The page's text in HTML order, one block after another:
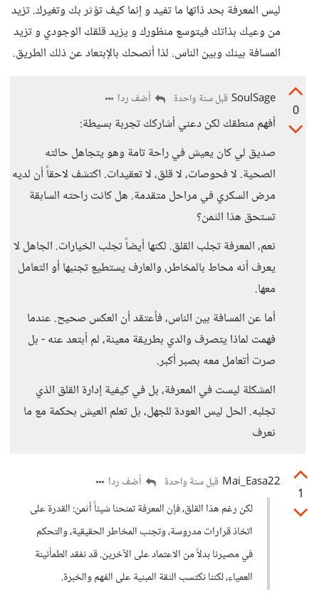
ليس المعرفة بحد ذاتها ما تفيد و إنما كيف تؤثر بك وتغيرك. تزيد
من وعيك بذاتك فيتوسع منظورك و يزيد قلقك الوجودي و تزيد
المسافة بينك وبين الناس. لذا أنصحك بالإبتعاد عن ذلك الطريق.
0
SoulSage قبل سنة واحدة أضف ردا
أفهم منطقك لكن دعني أشاركك تجربة بسيطة:
صديق لي كان يعيش في راحة تامة وهو يتجاهل حالته
الصحية. لا فحوصات، لا قلق، لا تعقيدات. اكتشف لاحقاً أن لديه
مرض السكري في مراحل متقدمة. هل كانت راحته السابقة
تستحق هذا الثمن؟
نعم، المعرفة تجلب القلق. لكنها أيضاً تجلب الخيارات. الجاهل لا
يعرف أنه محاط بالمخاطر، والعارف يستطيع تجنبها أو التعامل
معها.
أما عن المسافة بين الناس، فأعتقد أن العكس صحيح. عندما
فهمت لماذا يتصرف والدي بطريقة معينة، لم أبتعد عنه - بل
صرت أتعامل معه بصبر أكبر.
المشكلة ليست في المعرفة، بل في كيفية إدارة القلق الذي
تجلبه. الحل ليس العودة للجهل، بل تعلم العيش بحكمة مع ما
نعرف
1
Mai_Easa22 قبل سنة واحدة
أضف ردا
لكن رغم هذا القلق، فإن المعرفة تمنحنا شيئاً أثمن: القدرة على
اتخاذ قرارات مدروسة، وتجنب المخاطر الحقيقية، والتحكم
في مصيرنا بدلاً من الاعتماد على الآخرين. قد نفقد الطمأنينة
العمياء، لكننا نكتسب الثقة المبنية على الفهم والخبرة.